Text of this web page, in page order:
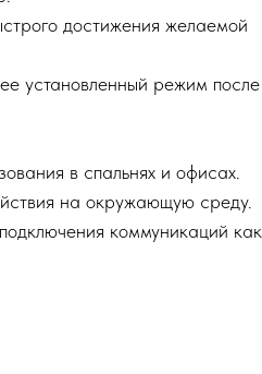
достижения желаемой
установленный режим после
в спальнях и офисах.
на окружающую среду.
коммуникаций как